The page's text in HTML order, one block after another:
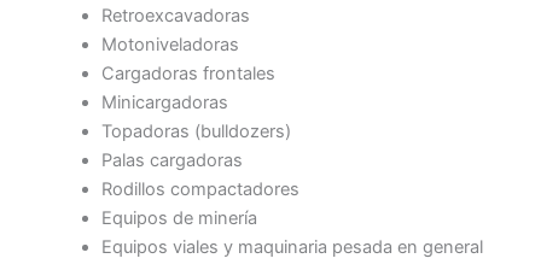
Retroexcavadoras
Motoniveladoras
Cargadoras frontales
Minicargadoras
Topadoras (bulldozers)
Palas cargadoras
Rodillos compactadores
Equipos de minería
Equipos viales y maquinaria pesada en general